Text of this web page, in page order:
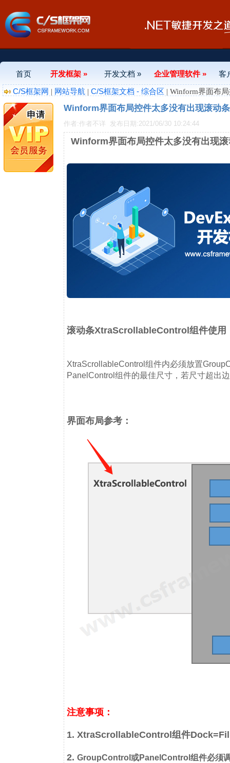
首页 开发框架 » 开发文档 » 企业管理软件 »
客
C/S框架网 | 网站导航 | C/S框架文档 - 综合区 | Winform界面布
Winform界面布局控件太多没有出现滚动
作者:作者不详 发布日期:2021/06/30 10:24:44
Winform界面布局控件太多没有出现
滚动条XtraScrollableControl组件使用
XtraScrollableControl组件内必须放置
PanelControl组件的最佳尺寸，若尺寸超出
界面布局参考：
注意事项：
1. XtraScrollableControl组件
2. GroupControl或PanelControl组件必须